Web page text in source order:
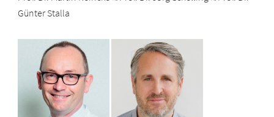
Günter Stalla